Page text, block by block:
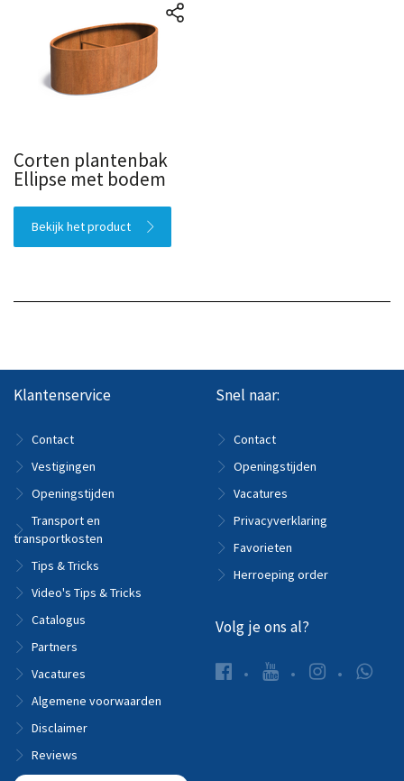
Corten plantenbak
Ellipse met bodem
Bekijk het product
Klantenservice
Contact
Vestigingen
Openingstijden
Transport en
transportkosten
Tips & Tricks
Video's Tips & Tricks
Catalogus
Partners
Vacatures
Algemene voorwaarden
Disclaimer
Reviews
Snel naar:
Contact
Openingstijden
Vacatures
Privacyverklaring
Favorieten
Herroeping order
Volg je ons al?